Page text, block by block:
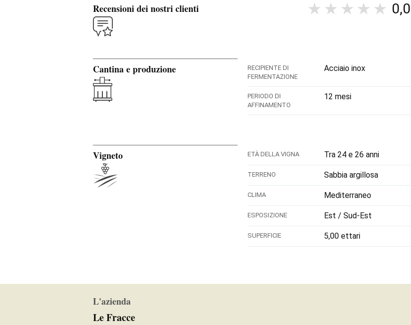
Recensioni dei nostri clienti 0,0
Cantina e produzione
RECIPIENTE DI
FERMENTAZIONE
Acciaio inox
PERIODO DI
AFFINAMENTO
12 mesi
Vigneto ETÀ DELLA VIGNA Tra 24 e 26 anni
TERRENO Sabbia argillosa
CLIMA Mediterraneo
ESPOSIZIONE Est / Sud-Est
SUPERFICIE 5,00 ettari
L'azienda
Le Fracce